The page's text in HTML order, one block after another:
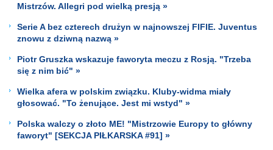
Mistrzów. Allegri pod wielką presją »
Serie A bez czterech drużyn w najnowszej FIFIE. Juventus
znowu z dziwną nazwą »
Piotr Gruszka wskazuje faworyta meczu z Rosją. "Trzeba
się z nim bić" »
Wielka afera w polskim związku. Kluby-widma miały
głosować. "To żenujące. Jest mi wstyd" »
Polska walczy o złoto ME! "Mistrzowie Europy to główny
faworyt" [SEKCJA PIŁKARSKA #91] »